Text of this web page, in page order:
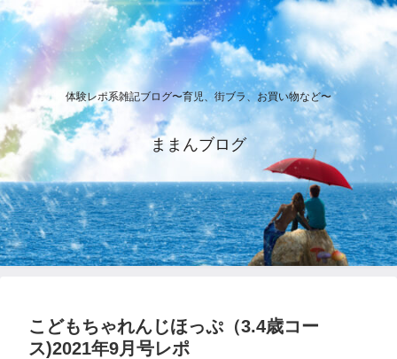
体験レポ系雑記ブログ〜育児、街ブラ、お買い物など〜
ままんブログ
こどもちゃれんじほっぷ（3.4歳コー
ス)2021年9月号レポ